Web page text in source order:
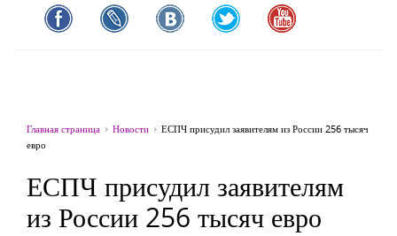
Главная страница Новости
ЕСПЧ присудил заявителям из России 256 тысяч
евро
ЕСПЧ присудил заявителям
из России 256 тысяч евро